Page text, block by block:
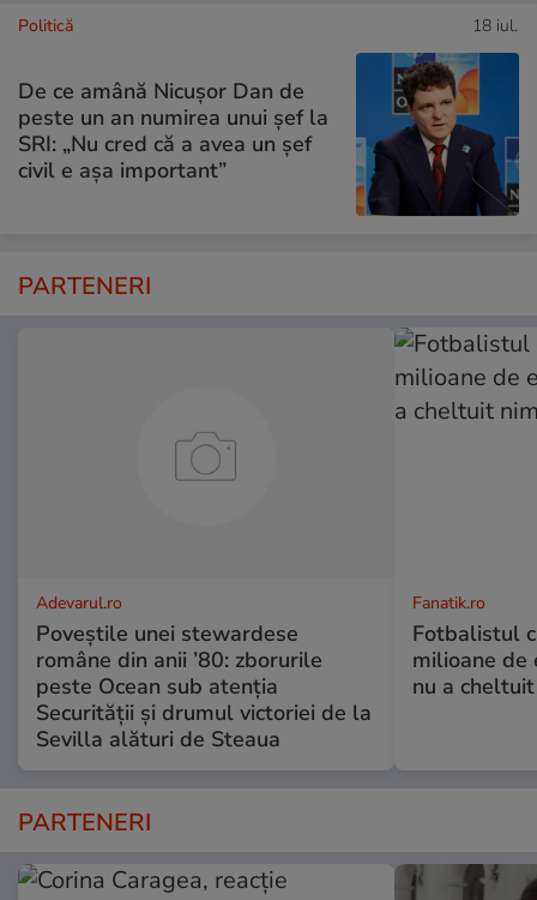
Politică 18 iul.
De ce amână Nicușor Dan de
peste un an numirea unui șef la
SRI: „Nu cred că a avea un şef
civil e așa important”
PARTENERI
Adevarul.ro
Poveștile unei stewardese
române din anii ’80: zborurile
peste Ocean sub atenția
Securității și drumul victoriei de la
Sevilla alături de Steaua
Fanatik.ro
Fotbalistul
milioane de
nu a
PARTENERI